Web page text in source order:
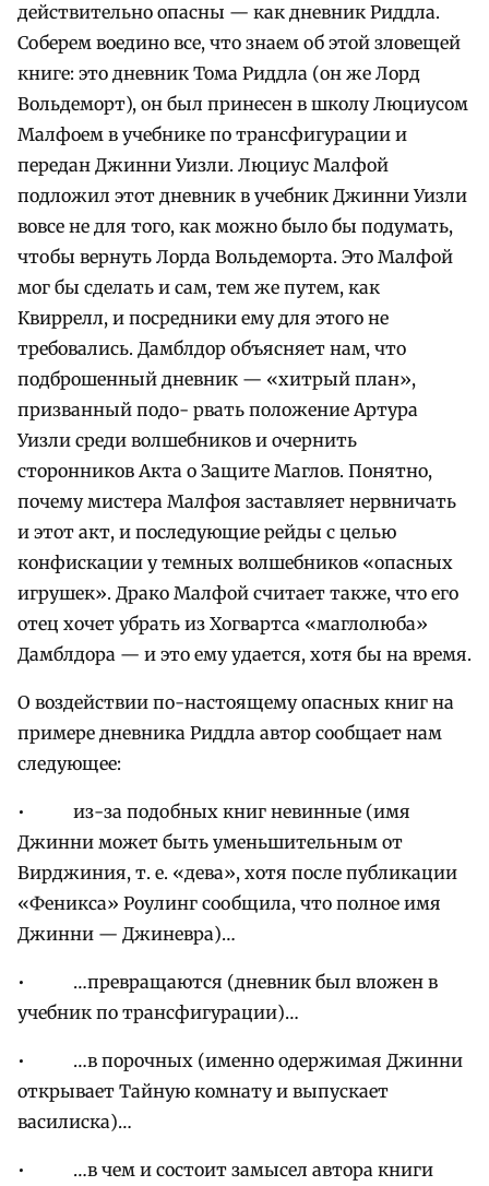
действительно опасны — как дневник Риддла.
Соберем воедино все, что знаем об этой зловещей
книге: это дневник Тома Риддла (он же Лорд
Вольдеморт), он был принесен в школу Люциусом
Малфоем в учебнике по трансфигурации и
передан Джинни Уизли. Люциус Малфой
подложил этот дневник в учебник Джинни Уизли
вовсе не для того, как можно было бы подумать,
чтобы вернуть Лорда Вольдеморта. Это Малфой
мог бы сделать и сам, тем же путем, как
Квиррелл, и посредники ему для этого не
требовались. Дамблдор объясняет нам, что
подброшенный дневник — «хитрый план»,
призванный подо- рвать положение Артура
Уизли среди волшебников и очернить
сторонников Акта о Защите Маглов. Понятно,
почему мистера Малфоя заставляет нервничать
и этот акт, и последующие рейды с целью
конфискации у темных волшебников «опасных
игрушек». Драко Малфой считает также, что его
отец хочет убрать из Хогвартса «маглолюба»
Дамблдора — и это ему удается, хотя бы на время.
О воздействии по-настоящему опасных книг на
примере дневника Риддла автор сообщает нам
следующее:
• из-за подобных книг невинные (имя
Джинни может быть уменьшительным от
Вирджиния, т. е. «дева», хотя после публикации
«Феникса» Роулинг сообщила, что полное имя
Джинни — Джиневра)…
• …превращаются (дневник был вложен в
учебник по трансфигурации)…
• …в порочных (именно одержимая Джинни
открывает Тайную комнату и выпускает
василиска)…
• …в чем и состоит замысел автора книги